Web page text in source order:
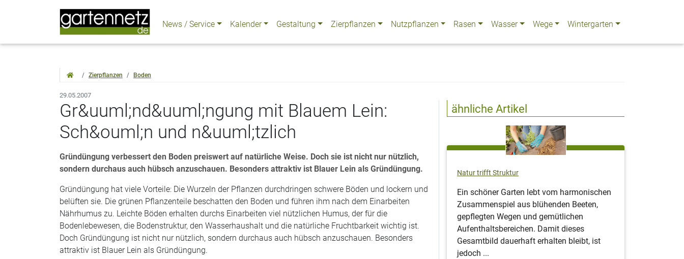
News / Service Kalender Gestaltung Zierpflanzen Nutzpflanzen Rasen Wasser Wege Wintergarten
Zierpflanzen Boden
29.05.2007
Gr&uuml;nd&uuml;ngung mit Blauem Lein:
Sch&ouml;n und n&uuml;tzlich
Gründüngung verbessert den Boden preiswert auf natürliche Weise. Doch sie ist nicht nur nützlich,
sondern durchaus auch hübsch anzuschauen. Besonders attraktiv ist Blauer Lein als Gründüngung.
Gründüngung hat viele Vorteile: Die Wurzeln der Pflanzen durchdringen schwere Böden und lockern und
belüften sie. Die grünen Pflanzenteile beschatten den Boden und führen ihm nach dem Einarbeiten
Nährhumus zu. Leichte Böden erhalten durchs Einarbeiten viel nützlichen Humus, der für die
Bodenlebewesen, die Bodenstruktur, den Wasserhaushalt und die natürliche Fruchtbarkeit wichtig ist.
Doch Gründüngung ist nicht nur nützlich, sondern durchaus auch hübsch anzuschauen. Besonders
attraktiv ist Blauer Lein als Gründüngung.
ähnliche Artikel
Natur trifft Struktur
Ein schöner Garten lebt vom harmonischen
Zusammenspiel aus blühenden Beeten,
gepflegten Wegen und gemütlichen
Aufenthaltsbereichen. Damit dieses
Gesamtbild dauerhaft erhalten bleibt, ist
jedoch ...